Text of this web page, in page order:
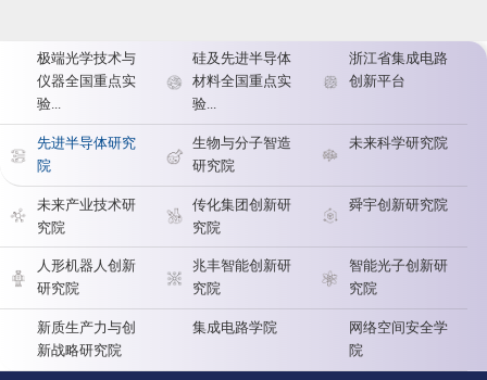
极端光学技术与
仪器全国重点实
验...
硅及先进半导体
材料全国重点实
验...
浙江省集成电路
创新平台
先进半导体研究
院
生物与分子智造
研究院
未来科学研究院
未来产业技术研
究院
传化集团创新研
究院
舜宇创新研究院
人形机器人创新
研究院
兆丰智能创新研
究院
智能光子创新研
究院
新质生产力与创
新战略研究院
集成电路学院
网络空间安全学
院